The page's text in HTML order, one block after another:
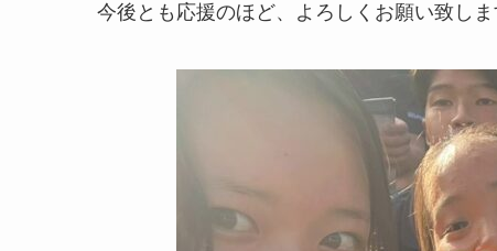
今後とも応援のほど、よろしくお願い致しま